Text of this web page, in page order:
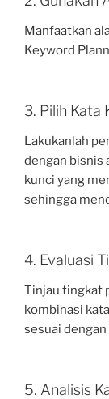
Manfaatkan
Keyword
3. Pilih Kata
Lakukanlah
dengan bisnis
kunci yang
sehingga
4. Evaluasi
Tinjau tingkat
kombinasi
sesuai
5. Analisis